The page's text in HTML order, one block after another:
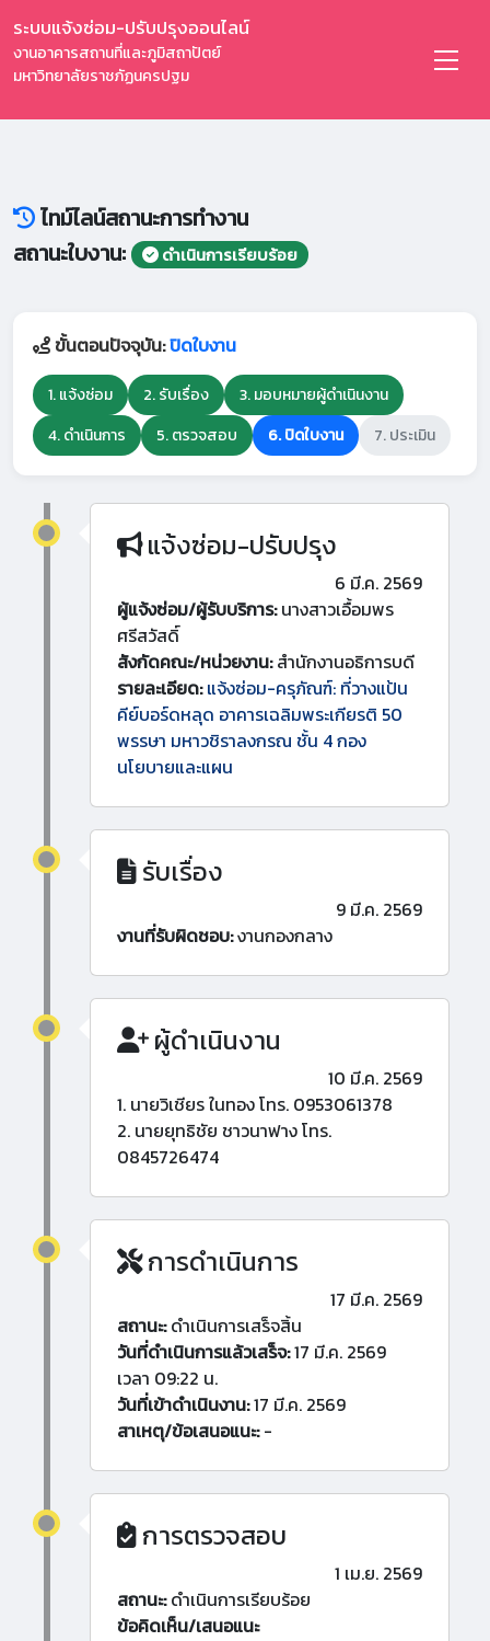
ระบบแจ้งซ่อม-ปรับปรุงออนไลน์
งานอาคารสถานที่และภูมิสถาปัตย์
มหาวิทยาลัยราชภัฏนครปฐม
ไทม์ไลน์สถานะการทำงาน
สถานะใบงาน:
ดำเนินการเรียบร้อย
ขั้นตอนปัจจุบัน:ปิดใบงาน
1. แจ้งซ่อม 2. รับเรื่อง
3. มอบหมายผู้ดำเนินงาน
4. ดำเนินการ
5. ตรวจสอบ 6. ปิดใบงาน 7. ประเมิน
แจ้งซ่อม-ปรับปรุง
6 มี.ค. 2569
ผู้แจ้งซ่อม/ผู้รับบริการ:นางสาวเอื้อมพร
ศรีสวัสดิ์
สังกัดคณะ/หน่วยงาน:สำนักงานอธิการบดี
รายละเอียด: แจ้งซ่อม-ครุภัณฑ์: ที่วางแป้น
คีย์บอร์ดหลุด อาคารเฉลิมพระเกียรติ 50
พรรษา มหาวชิราลงกรณ ชั้น 4 กอง
นโยบายและแผน
รับเรื่อง
9 มี.ค. 2569
งานที่รับผิดชอบ:งานกองกลาง
ผู้ดำเนินงาน
10 มี.ค. 2569
1. นายวิเชียร ในทอง โทร. 0953061378
2. นายยุทธิชัย ชาวนาฟาง โทร.
0845726474
การดำเนินการ
17 มี.ค. 2569
สถานะ:ดำเนินการเสร็จสิ้น
วันที่ดำเนินการแล้วเสร็จ:17 มี.ค. 2569
เวลา 09:22 น.
วันที่เข้าดำเนินงาน:17 มี.ค. 2569
สาเหตุ/ข้อเสนอแนะ:-
การตรวจสอบ
1 เม.ย. 2569
สถานะ:ดำเนินการเรียบร้อย
ข้อคิดเห็น/เสนอแนะ